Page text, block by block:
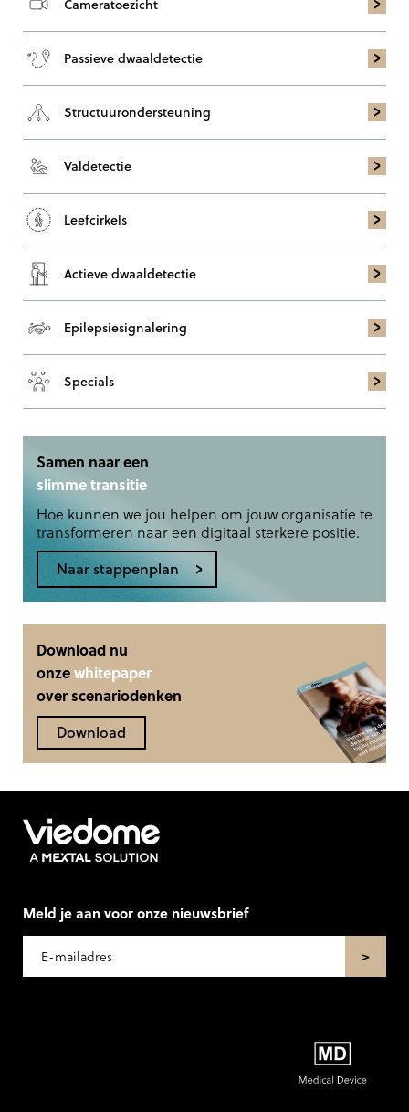
Cameratoezicht
Passieve dwaaldetectie
Structuur­ondersteuning
Valdetectie
Leefcirkels
Actieve dwaaldetectie
Epilepsie­signalering
Specials
Samen naar een
slimme transitie
Hoe kunnen we jou helpen om jouw organisatie te
transformeren naar een digitaal sterkere positie.
Naar stappenplan
Download nu
onzewhitepaper
over scenariodenken
Download
Meld je aan voor onze nieuwsbrief